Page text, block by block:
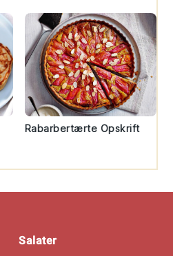
Rabarbertærte Opskrift
Salater